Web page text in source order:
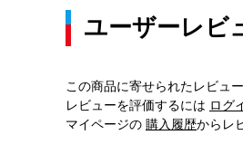
ユーザーレビ
この商品に寄せられたレビュ
レビューを評価するには ログ
マイページの 購入履歴からレ